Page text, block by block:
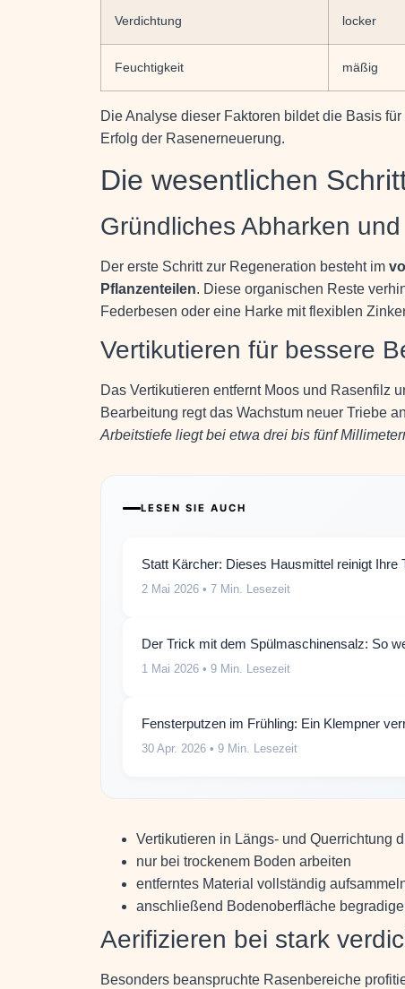
Verdichtung locker
Feuchtigkeit mäßig
Die Analyse dieser Faktoren bildet die Basis
Erfolg der Rasenerneuerung.
Die wesentlichen
Gründliches Abharken
Der erste Schritt zur Regeneration besteht im
Pflanzenteilen. Diese organischen Reste
Federbesen oder eine Harke mit flexiblen
Vertikutieren für bessere
Das Vertikutieren entfernt Moos und Rasenfilz
Bearbeitung regt das Wachstum neuer Triebe
Arbeitstiefe liegt bei etwa drei bis fünf
LESEN SIE AUCH
Statt Kärcher: Dieses Hausmittel reinigt
2 Mai 2026 • 7 Min. Lesezeit
Der Trick mit dem Spülmaschinensalz: So
1 Mai 2026 • 9 Min. Lesezeit
Fensterputzen im Frühling: Ein Klempner
30 Apr. 2026 • 9 Min. Lesezeit
Vertikutieren in Längs- und Querrichtung
nur bei trockenem Boden arbeiten
entferntes Material vollständig
anschließend Bodenoberfläche
Aerifizieren bei stark
Besonders beanspruchte Rasenbereiche